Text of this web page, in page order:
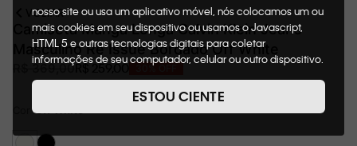
nosso site ou usa um aplicativo móvel, nós colocamos um ou
mais cookies em seu dispositivo ou usamos o Javascript,
HTML 5 e outras tecnologias digitais para coletar
informações de seu computador, celular ou outro dispositivo.
de cookies, informaremos quais cookies usaremos e quais
suas funções. A forma como processamos os dados
nosso Aviso de Privacidade. Quando você visita nosso site,
ESTOU CIENTE
VOLTAR
Camiseta Manga Longa Calvin Klein Jeans
Masculino Re Issue Bordado Off White
369,00R$ 259,00 30%
CorOff White